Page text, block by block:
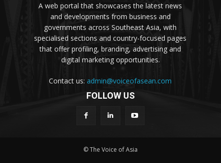
A web portal that showcases the latest news
and developments from business and
governments across Southeast Asia, with
specialised sections and country-focused pages
that offer profiling, branding, advertising and
digital marketing opportunities.
Contact us:admin@voiceofasean.com
FOLLOW US
© The Voice of Asia